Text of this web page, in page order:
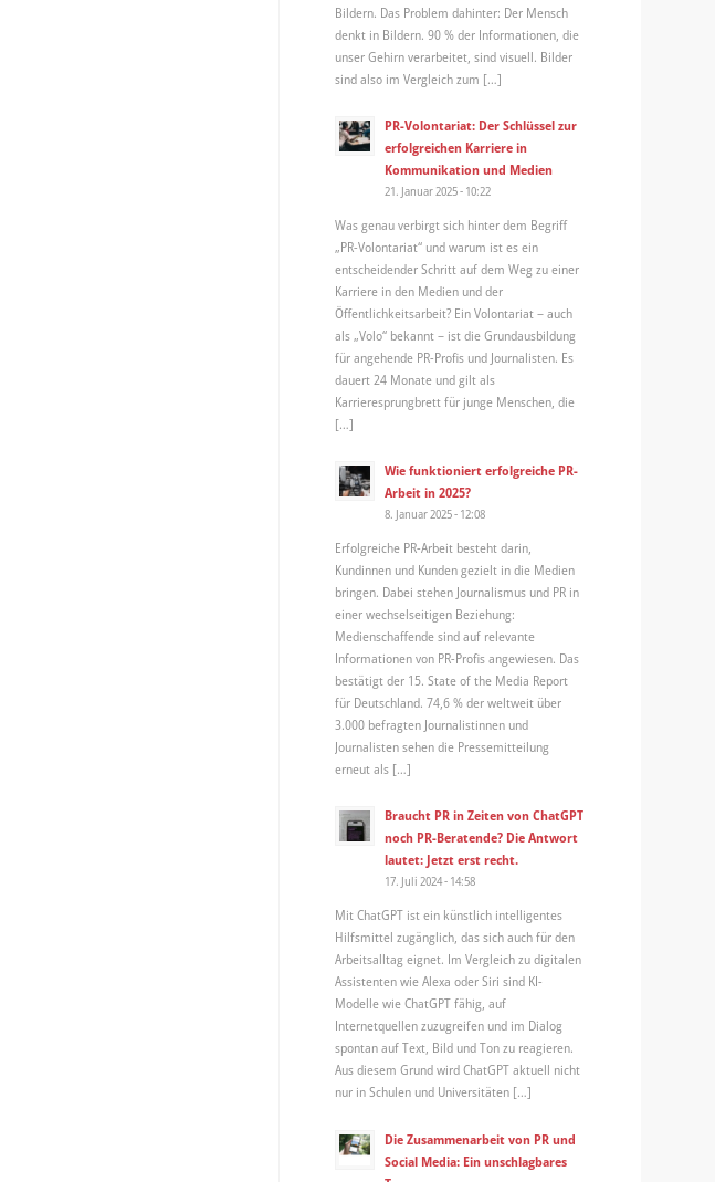
Bildern. Das Problem dahinter: Der Mensch
denkt in Bildern. 90 % der Informationen, die
unser Gehirn verarbeitet, sind visuell. Bilder
sind also im Vergleich zum […]
PR-Volontariat: Der Schlüssel zur
erfolgreichen Karriere in
Kommunikation und Medien
21. Januar 2025 - 10:22
Was genau verbirgt sich hinter dem Begriff
„PR-Volontariat“ und warum ist es ein
entscheidender Schritt auf dem Weg zu einer
Karriere in den Medien und der
Öffentlichkeitsarbeit? Ein Volontariat – auch
als „Volo“ bekannt – ist die Grundausbildung
für angehende PR-Profis und Journalisten. Es
dauert 24 Monate und gilt als
Karrieresprungbrett für junge Menschen, die
[…]
Wie funktioniert erfolgreiche PR-
Arbeit in 2025?
8. Januar 2025 - 12:08
Erfolgreiche PR-Arbeit besteht darin,
Kundinnen und Kunden gezielt in die Medien
bringen. Dabei stehen Journalismus und PR in
einer wechselseitigen Beziehung:
Medienschaffende sind auf relevante
Informationen von PR-Profis angewiesen. Das
bestätigt der 15. State of the Media Report
für Deutschland. 74,6 % der weltweit über
3.000 befragten Journalistinnen und
Journalisten sehen die Pressemitteilung
erneut als […]
Braucht PR in Zeiten von ChatGPT
noch PR-Beratende? Die Antwort
lautet: Jetzt erst recht.
17. Juli 2024 - 14:58
Mit ChatGPT ist ein künstlich intelligentes
Hilfsmittel zugänglich, das sich auch für den
Arbeitsalltag eignet. Im Vergleich zu digitalen
Assistenten wie Alexa oder Siri sind KI-
Modelle wie ChatGPT fähig, auf
Internetquellen zuzugreifen und im Dialog
spontan auf Text, Bild und Ton zu reagieren.
Aus diesem Grund wird ChatGPT aktuell nicht
nur in Schulen und Universitäten […]
Die Zusammenarbeit von PR und
Social Media: Ein unschlagbares